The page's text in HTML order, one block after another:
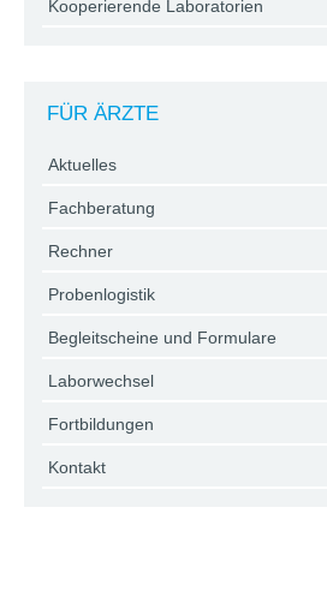
Kooperierende Laboratorien
FÜR ÄRZTE
Aktuelles
Fachberatung
Rechner
Probenlogistik
Begleitscheine und Formulare
Laborwechsel
Fortbildungen
Kontakt